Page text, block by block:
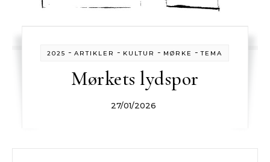
2025 -ARTIKLER - KULTUR - MØRKE -TEMA
Mørkets lydspor
27/01/2026